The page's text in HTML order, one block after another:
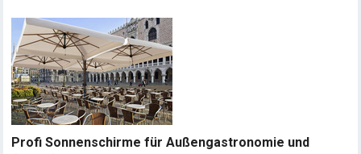
Profi Sonnenschirme für Außengastronomie und